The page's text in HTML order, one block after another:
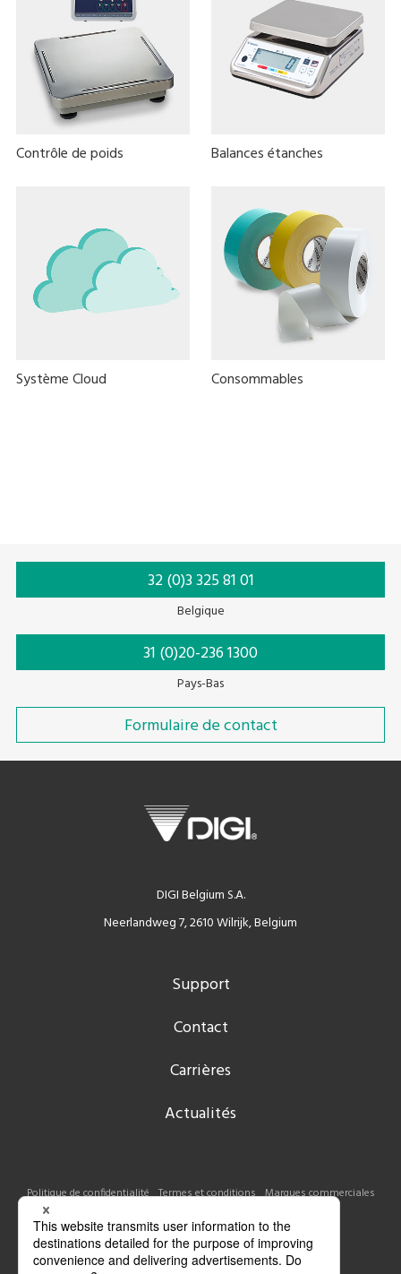
Contrôle de poids Balances étanches
Système Cloud Consommables
32 (0)3 325 81 01
Belgique
31 (0)20-236 1300
Pays-Bas
Formulaire de contact
DIGI Belgium S.A.
Neerlandweg 7, 2610 Wilrijk, Belgium
Support
Contact
Carrières
Actualités
Politique de confidentialité Termes et conditions Marques commerciales